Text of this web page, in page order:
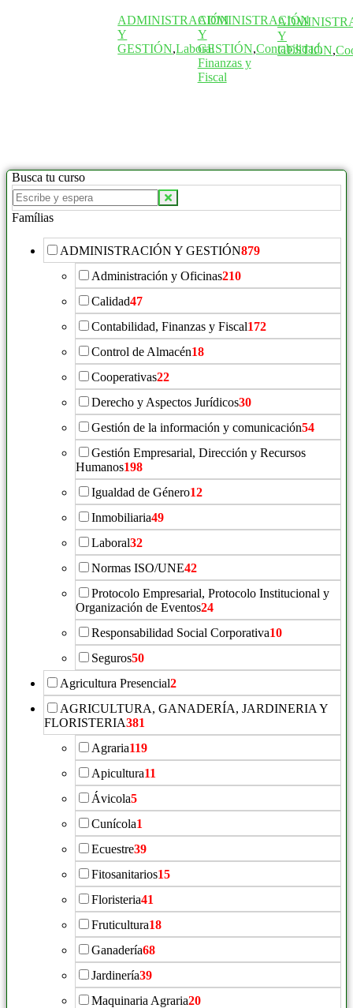
ADMINISTRACIÓN
Y
GESTIÓN,Laboral
ADMINISTRACIÓN
Y
GESTIÓN,Contabilidad,
Finanzas y
Fiscal
Y
GESTIÓN,
Busca tu curso
Buscar
productos:
Famílias
ADMINISTRACIÓN Y GESTIÓN879
Administración y Oficinas210
Calidad47
Contabilidad, Finanzas y Fiscal172
Control de Almacén18
Cooperativas22
Derecho y Aspectos Jurídicos30
Gestión de la información y comunicación54
Gestión Empresarial, Dirección y Recursos
Humanos198
Igualdad de Género12
Inmobiliaria49
Laboral32
Normas ISO/UNE42
Protocolo Empresarial, Protocolo Institucional y
Organización de Eventos24
Responsabilidad Social Corporativa10
Seguros50
Agricultura Presencial2
AGRICULTURA, GANADERÍA, JARDINERIA Y
FLORISTERIA381
Agraria119
Apicultura11
Ávicola5
Cunícola1
Ecuestre39
Fitosanitarios15
Floristeria41
Fruticultura18
Ganadería68
Jardinería39
Maquinaria Agraria20